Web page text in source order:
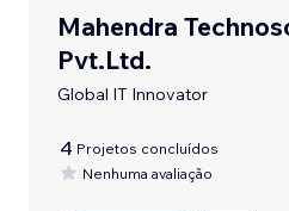
Mahendra
Pvt.Ltd.
Global IT Innovator
4 Projetos concluídos
Nenhuma avaliação